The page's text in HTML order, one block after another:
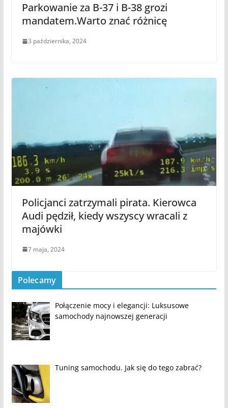
Parkowanie za B-37 i B-38 grozi
mandatem.Warto znać różnicę
3 października, 2024
Policjanci zatrzymali pirata. Kierowca
Audi pędził, kiedy wszyscy wracali z
majówki
7 maja, 2024
Polecamy
Połączenie mocy i elegancji: Luksusowe
samochody najnowszej generacji
Tuning samochodu. Jak się do tego zabrać?